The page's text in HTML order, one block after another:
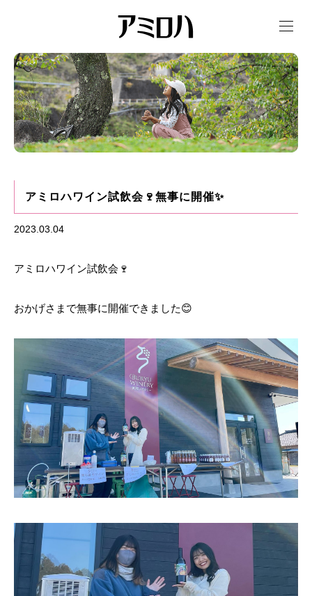
t
g
l
e
n
a
v
i
g
a
t
アミロハワイン試飲会🍷無事に開催✨
2023.03.04
アミロハワイン試飲会🍷
おかげさまで無事に開催できました😊